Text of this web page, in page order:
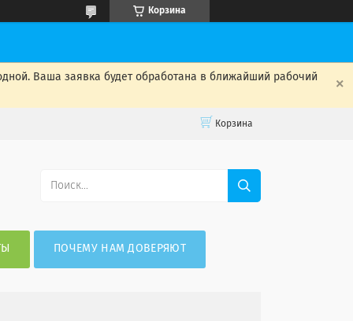
Корзина
Ваша заявка будет обработана в ближайший рабочий
Корзина
ПОЧЕМУ НАМ ДОВЕРЯЮТ